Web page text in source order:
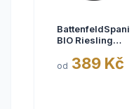
BattenfeldSpanier
BIO Riesling
2025,
od 389 Kč